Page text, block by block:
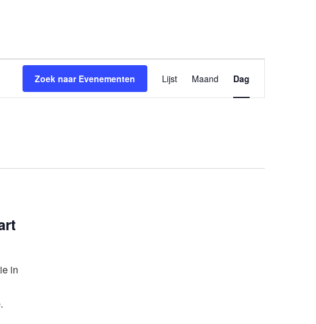
Zoek naar Evenementen
weergaven
Lijst Maand Dag
in